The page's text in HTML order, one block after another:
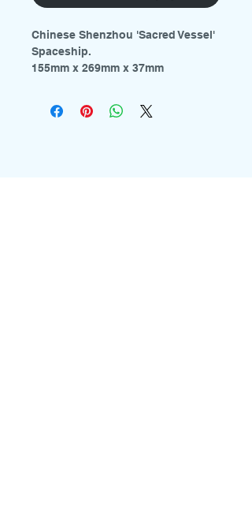
Chinese Shenzhou 'Sacred Vessel'
Spaceship.
155mm x 269mm x 37mm